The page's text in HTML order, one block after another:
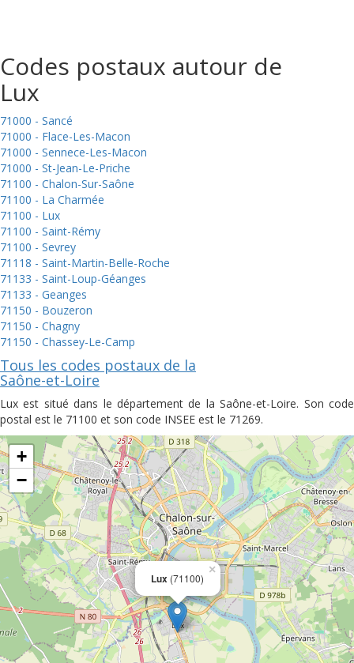
Codes postaux autour de
Lux
71000 - Sancé
71000 - Flace-Les-Macon
71000 - Sennece-Les-Macon
71000 - St-Jean-Le-Priche
71100 - Chalon-Sur-Saône
71100 - La Charmée
71100 - Lux
71100 - Saint-Rémy
71100 - Sevrey
71118 - Saint-Martin-Belle-Roche
71133 - Saint-Loup-Géanges
71133 - Geanges
71150 - Bouzeron
71150 - Chagny
71150 - Chassey-Le-Camp
Tous les codes postaux de la
Saône-et-Loire
Lux est situé dans le département de la Saône-et-Loire. Son code
postal est le 71100 et son code INSEE est le 71269.
Lux (71100)
×
+
−